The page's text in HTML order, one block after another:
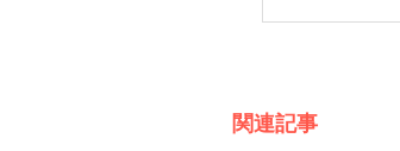
関連記事